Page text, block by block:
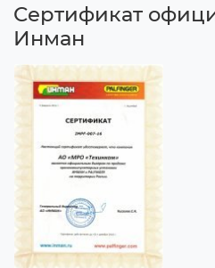
Сертификат
Инман